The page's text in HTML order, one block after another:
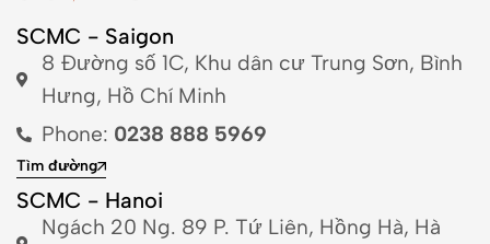
SCMC - Saigon
8 Đường số 1C, Khu dân cư Trung Sơn, Bình
Hưng, Hồ Chí Minh
Phone: 0238 888 5969
Tìm đường
SCMC - Hanoi
Ngách 20 Ng. 89 P. Tứ Liên, Hồng Hà, Hà